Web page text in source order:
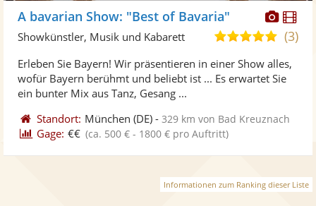
Fotos
A bavarian Show: "Best of Bavaria"
4,8
5
(3)
Showkünstler, Musik und Kabarett
Erleben Sie Bayern! Wir präsentieren in einer Show alles,
wofür Bayern berühmt und beliebt ist ... Es erwartet Sie
ein bunter Mix aus Tanz, Gesang ...
Standort: München (DE) -329 km von Bad Kreuznach
Gage: €€ (ca. 500 € - 1800 € pro Auftritt)
Informationen zum Ranking dieser Liste